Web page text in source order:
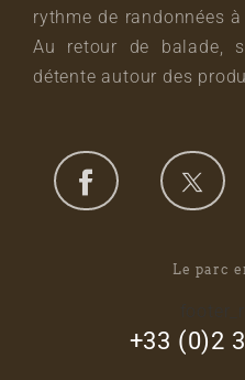
rythme de randonnées
Au retour de balade,
détente autour des
Le parc
+33 (0)2